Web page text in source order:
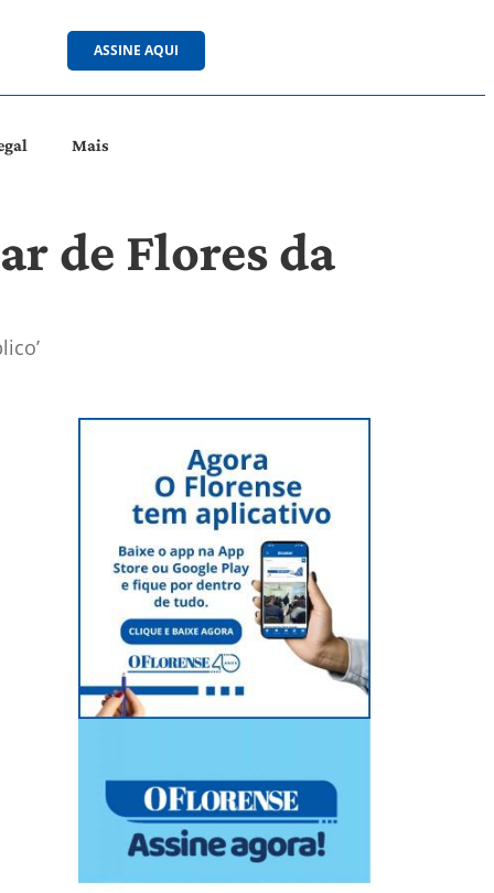
ASSINE AQUI
Mais
de Flores da